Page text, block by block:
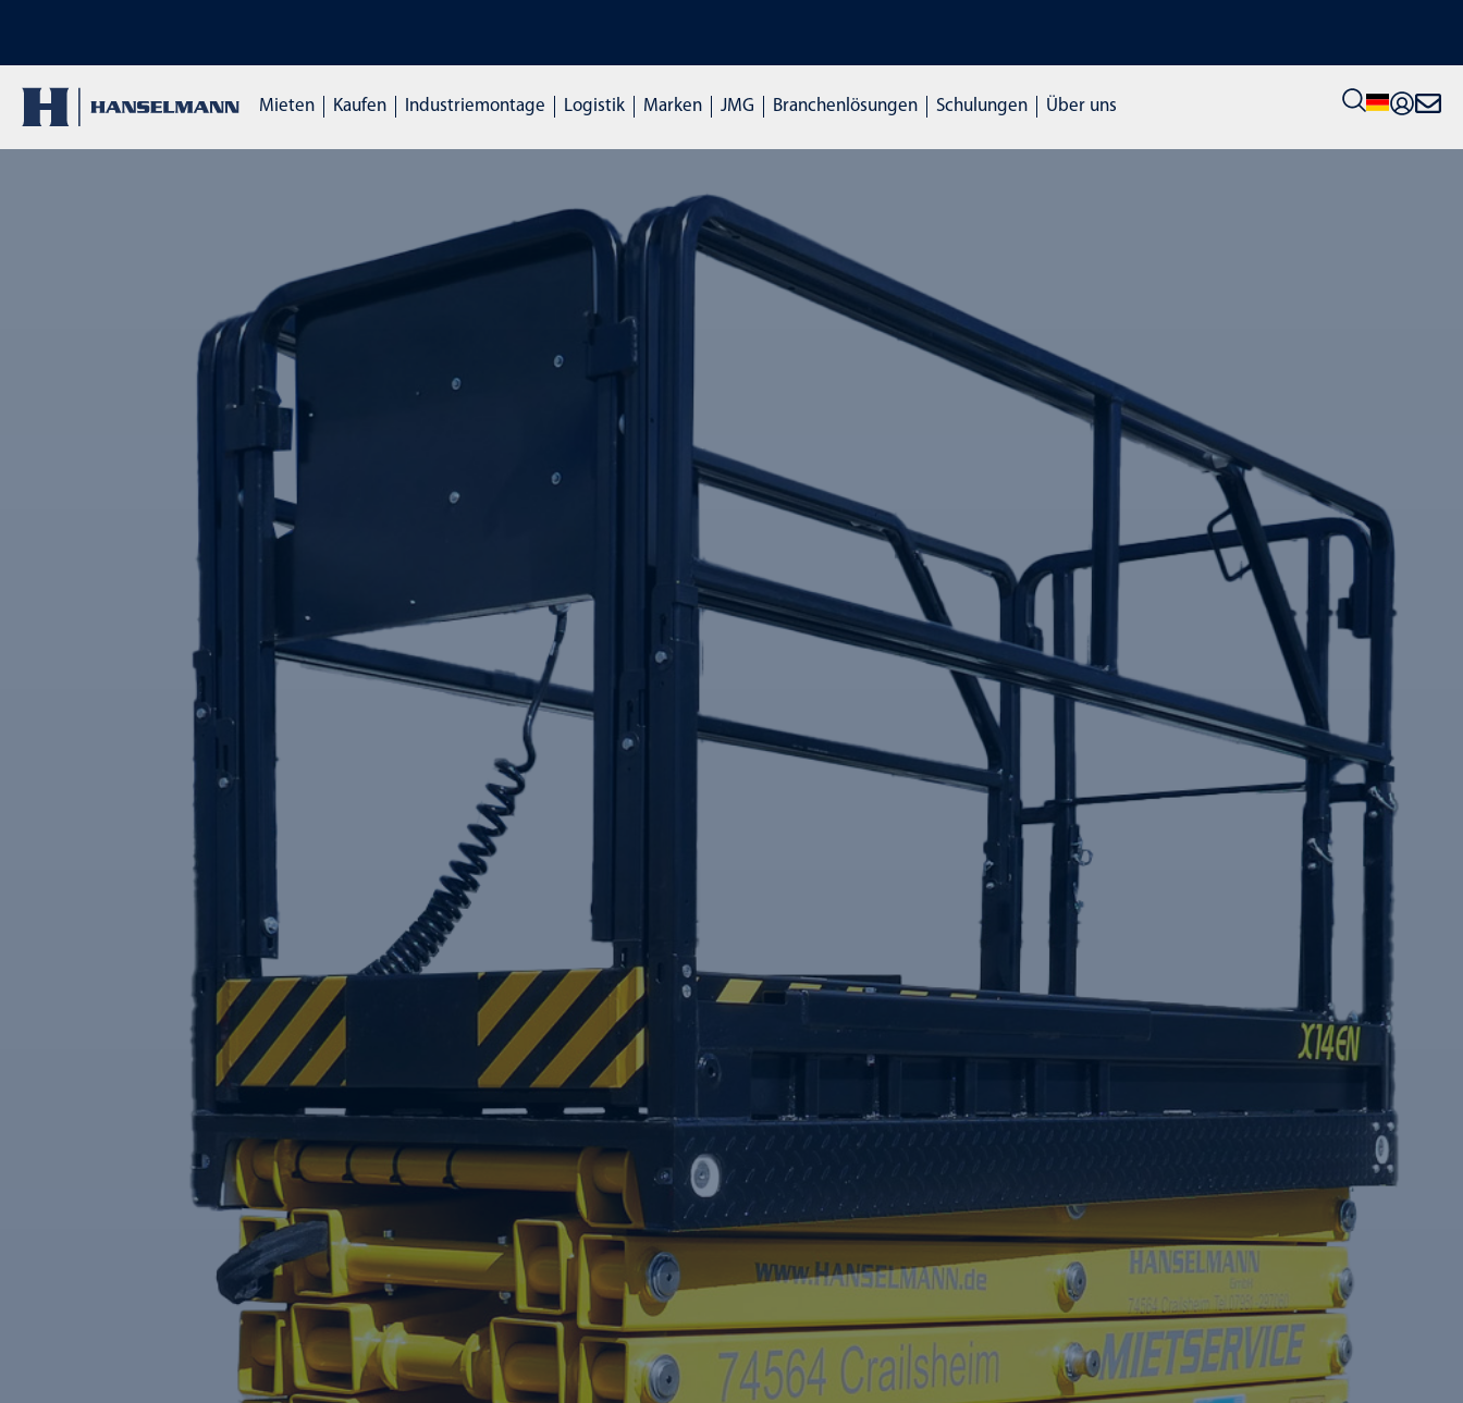
ansehen ENTDECKE UNSERE MIETMASCHINEN: Hier klicken und Live mieten ENTDECKE UNSERE
Mieten Kaufen Industriemontage Logistik Marken JMG Branchenlösungen Schulungen Über uns